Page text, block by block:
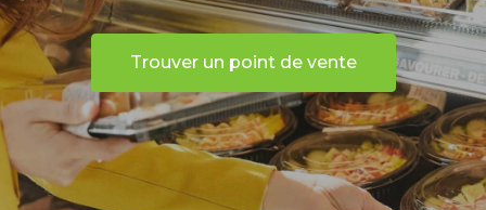
Trouver un point de vente